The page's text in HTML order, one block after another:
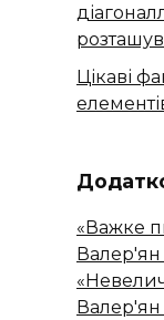
Цікаві
«Важке